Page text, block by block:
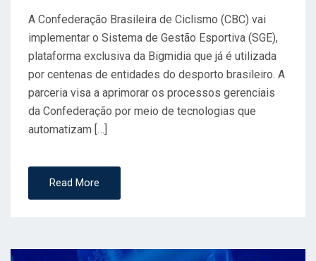
A Confederação Brasileira de Ciclismo (CBC) vai
implementar o Sistema de Gestão Esportiva (SGE),
plataforma exclusiva da Bigmidia que já é utilizada
por centenas de entidades do desporto brasileiro. A
parceria visa a aprimorar os processos gerenciais
da Confederação por meio de tecnologias que
automatizam […]
Read More